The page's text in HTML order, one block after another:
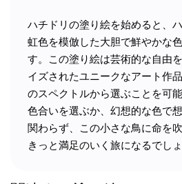
ハチドリの塗り絵を始めると、
虹色を模倣した大胆で鮮やかな
す。この塗り絵は芸術的な自由
イズされたユニークなアート作
のスペクトルから選ぶことを可
色合いを選ぶか、幻想的な色で
関わらず、この小さな鳥に命を
きっと満足のいく旅になるでしょ